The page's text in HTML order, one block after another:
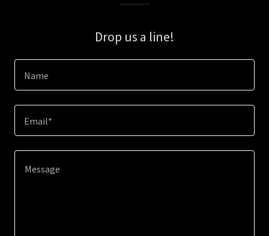
Drop us a line!
Name
Email*